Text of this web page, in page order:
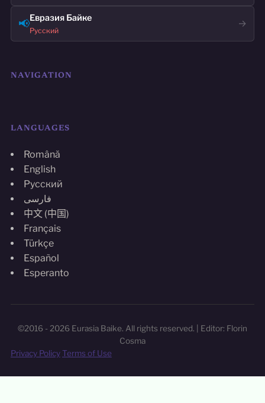
📢Евразия Байке
Русский
→
NAVIGATION
LANGUAGES
Română
English
Русский
فارسی
中文 (中国)
Français
Türkçe
Español
Esperanto
©2016 - 2026 Eurasia Baike. All rights reserved. | Editor: Florin
Cosma
Privacy PolicyTerms of Use